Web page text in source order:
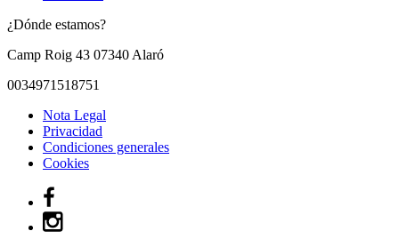
¿Dónde estamos?
Camp Roig 43 07340 Alaró
0034971518751
Nota Legal
Privacidad
Condiciones generales
Cookies